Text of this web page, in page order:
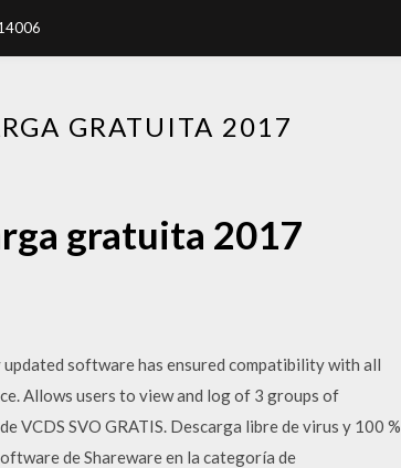
GRATUITA 2017
gratuita 2017
software has ensured compatibility with all
Allows users to view and log of 3 groups of
VCDS SVO GRATIS. Descarga libre de virus y 100 %
de Shareware en la categoría de